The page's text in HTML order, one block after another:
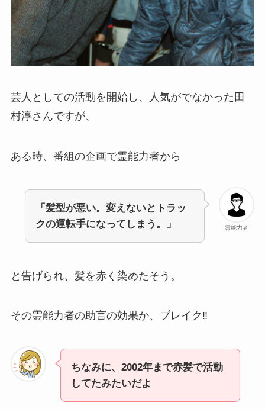
芸人としての活動を開始し、人気がでなかった田
村淳さんですが、
ある時、番組の企画で霊能力者から
霊能力者
「髪型が悪い。変えないとトラッ
クの運転手になってしまう。」
と告げられ、髪を赤く染めたそう。
その霊能力者の助言の効果か、ブレイク‼
ちなみに、2002年まで赤髪で活動
してたみたいだよ